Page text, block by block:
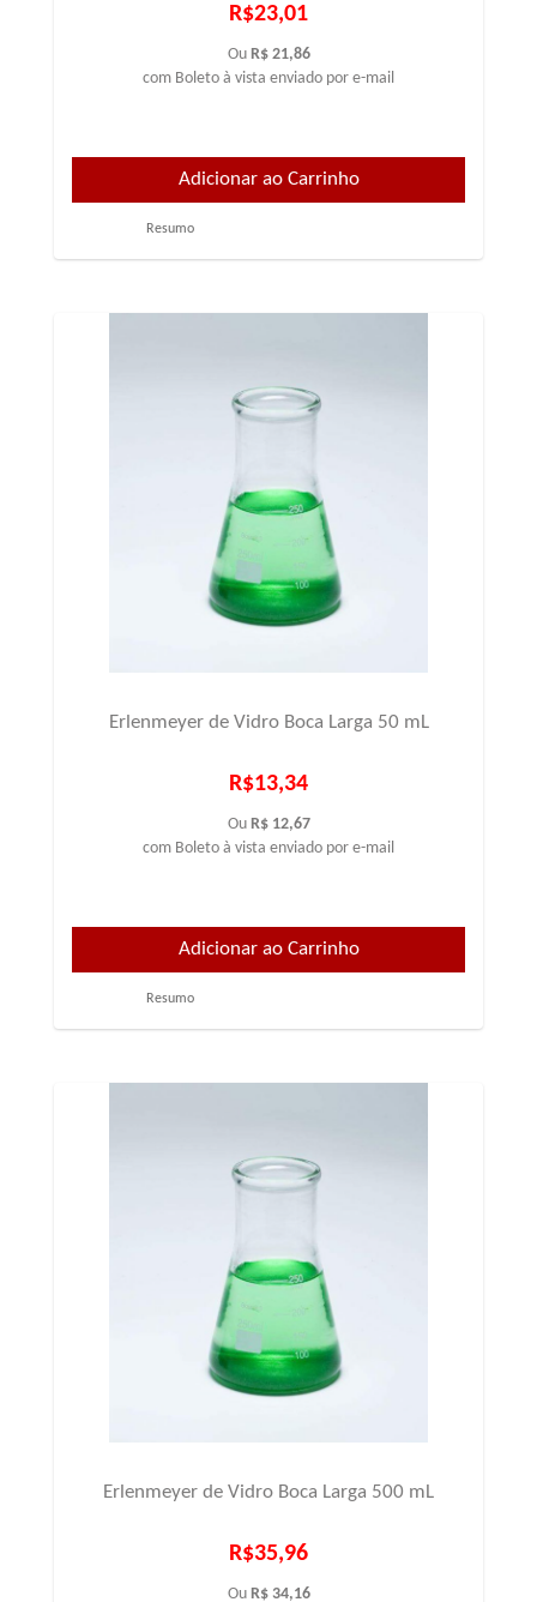
R$23,01
Ou R$ 21,86
com Boleto à vista enviado por e-mail
Resumo
Erlenmeyer de Vidro Boca Larga 50 mL
R$13,34
Ou R$ 12,67
com Boleto à vista enviado por e-mail
Resumo
Erlenmeyer de Vidro Boca Larga 500 mL
R$35,96
Ou R$ 34,16